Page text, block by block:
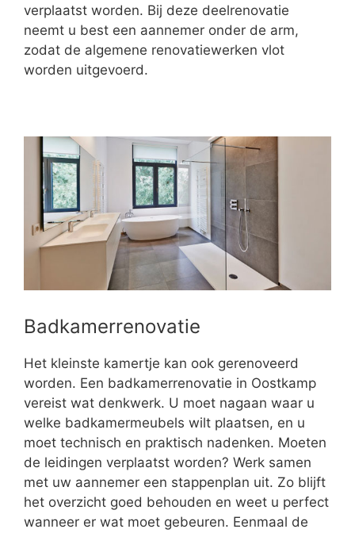
verplaatst worden. Bij deze deelrenovatie
neemt u best een aannemer onder de arm,
zodat de algemene renovatiewerken vlot
worden uitgevoerd.
Badkamerrenovatie
Het kleinste kamertje kan ook gerenoveerd
worden. Een badkamerrenovatie in Oostkamp
vereist wat denkwerk. U moet nagaan waar u
welke badkamermeubels wilt plaatsen, en u
moet technisch en praktisch nadenken. Moeten
de leidingen verplaatst worden? Werk samen
met uw aannemer een stappenplan uit. Zo blijft
het overzicht goed behouden en weet u perfect
wanneer er wat moet gebeuren. Eenmaal de